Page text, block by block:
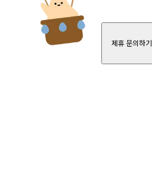
제휴 문의하기